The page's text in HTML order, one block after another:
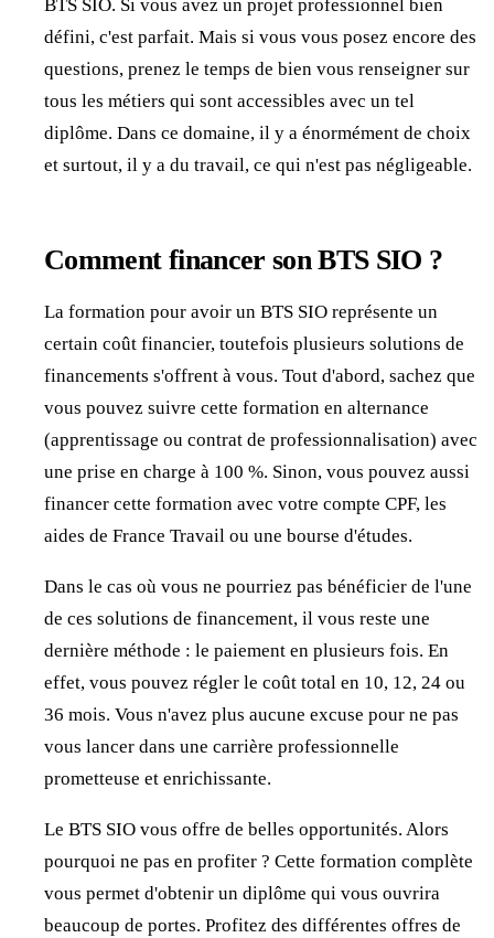
BTS SIO. Si vous avez un projet professionnel bien
défini, c'est parfait. Mais si vous vous posez encore des
questions, prenez le temps de bien vous renseigner sur
tous les métiers qui sont accessibles avec un tel
diplôme. Dans ce domaine, il y a énormément de choix
et surtout, il y a du travail, ce qui n'est pas négligeable.
Comment financer son BTS SIO ?
La formation pour avoir un BTS SIO représente un
certain coût financier, toutefois plusieurs solutions de
financements s'offrent à vous. Tout d'abord, sachez que
vous pouvez suivre cette formation en alternance
(apprentissage ou contrat de professionnalisation) avec
une prise en charge à 100 %. Sinon, vous pouvez aussi
financer cette formation avec votre compte CPF, les
aides de France Travail ou une bourse d'études.
Dans le cas où vous ne pourriez pas bénéficier de l'une
de ces solutions de financement, il vous reste une
dernière méthode : le paiement en plusieurs fois. En
effet, vous pouvez régler le coût total en 10, 12, 24 ou
36 mois. Vous n'avez plus aucune excuse pour ne pas
vous lancer dans une carrière professionnelle
prometteuse et enrichissante.
Le BTS SIO vous offre de belles opportunités. Alors
pourquoi ne pas en profiter ? Cette formation complète
vous permet d'obtenir un diplôme qui vous ouvrira
beaucoup de portes. Profitez des différentes offres de